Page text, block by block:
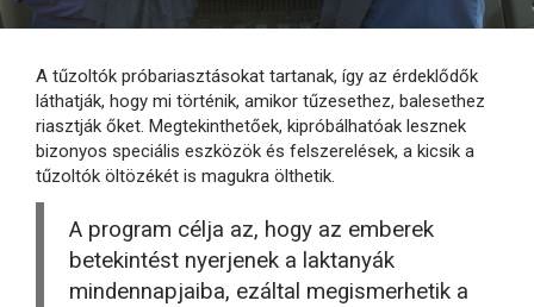
A tűzoltók próbariasztásokat tartanak, így az érdeklődők
láthatják, hogy mi történik, amikor tűzesethez, balesethez
riasztják őket. Megtekinthetőek, kipróbálhatóak lesznek
bizonyos speciális eszközök és felszerelések, a kicsik a
tűzoltók öltözékét is magukra ölthetik.
A program célja az, hogy az emberek
betekintést nyerjenek a laktanyák
mindennapjaiba, ezáltal megismerhetik a